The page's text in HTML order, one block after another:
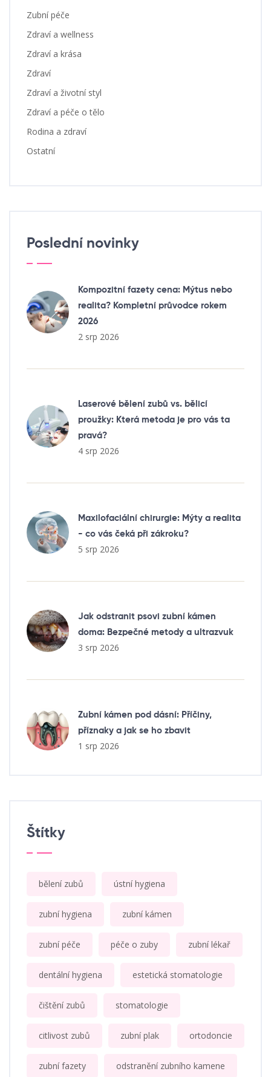
Zubní péče
Zdraví a wellness
Zdraví a krása
Zdraví
Zdraví a životní styl
Zdraví a péče o tělo
Rodina a zdraví
Ostatní
Poslední novinky
Kompozitní fazety cena: Mýtus nebo
realita? Kompletní průvodce rokem
2026
2 srp 2026
Laserové bělení zubů vs. bělicí
proužky: Která metoda je pro vás ta
pravá?
4 srp 2026
Maxilofaciální chirurgie: Mýty a realita
- co vás čeká při zákroku?
5 srp 2026
Jak odstranit psovi zubní kámen
doma: Bezpečné metody a ultrazvuk
3 srp 2026
Zubní kámen pod dásní: Příčiny,
příznaky a jak se ho zbavit
1 srp 2026
Štítky
bělení zubů ústní hygiena
zubní hygiena zubní kámen
zubní péče péče o zuby zubní lékař
dentální hygiena estetická stomatologie
čištění zubů stomatologie
citlivost zubů zubní plak ortodoncie
zubní fazety odstranění zubního kamene